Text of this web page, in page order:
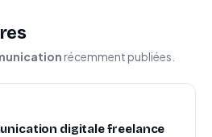
récemment publiées.
digitale freelance